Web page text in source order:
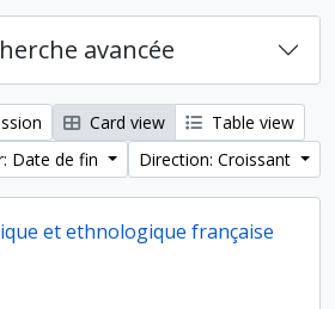
avancée
Card view
Table view
Date de fin
Direction: Croissant
et ethnologique française